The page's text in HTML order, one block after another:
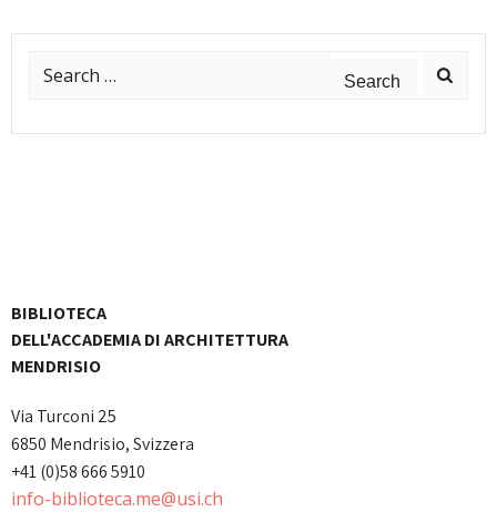
Search
BIBLIOTECA
DELL'ACCADEMIA DI ARCHITETTURA
MENDRISIO
Via Turconi 25
6850 Mendrisio, Svizzera
+41 (0)58 666 5910
info-biblioteca.me@usi.ch